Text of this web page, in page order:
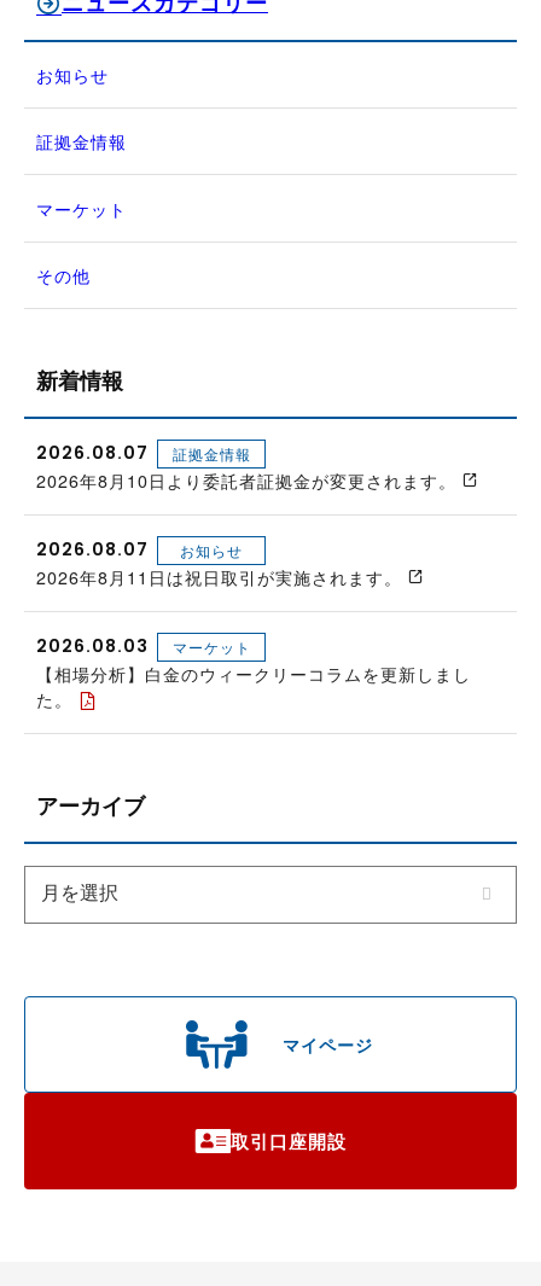
マイページ
取引口座開設
お知らせ
証拠金情報
マーケット
その他
新着情報
2026.08.07 証拠金情報
2026年8月10日より委託者証拠金が変更されます。
2026.08.07 お知らせ
2026年8月11日は祝日取引が実施されます。
2026.08.03 マーケット
【相場分析】白金のウィークリーコラムを更新しまし
た。
アーカイブ